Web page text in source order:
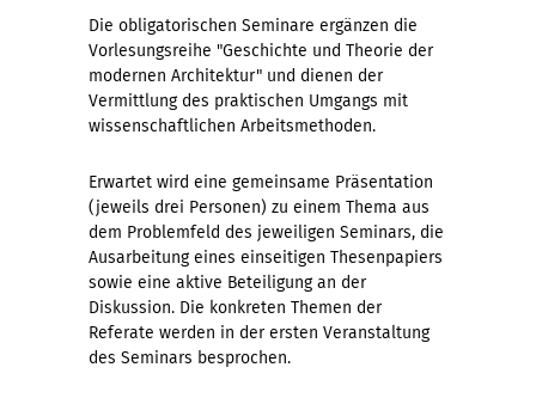
Die obligatorischen Seminare ergänzen die
Vorlesungsreihe "Geschichte und Theorie der
modernen Architektur" und dienen der
Vermittlung des praktischen Umgangs mit
wissenschaftlichen Arbeitsmethoden.
Erwartet wird eine gemeinsame Präsentation
(jeweils drei Personen) zu einem Thema aus
dem Problemfeld des jeweiligen Seminars, die
Ausarbeitung eines einseitigen Thesenpapiers
sowie eine aktive Beteiligung an der
Diskussion. Die konkreten Themen der
Referate werden in der ersten Veranstaltung
des Seminars besprochen.